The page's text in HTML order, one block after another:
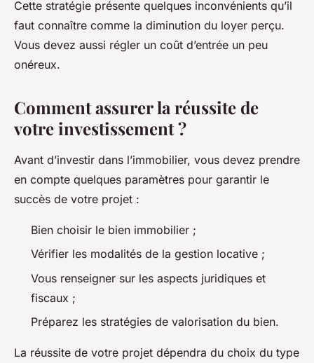
Cette stratégie présente quelques inconvénients qu’il
faut connaître comme la diminution du loyer perçu.
Vous devez aussi régler un coût d’entrée un peu
onéreux.
Comment assurer la réussite de
votre investissement ?
Avant d’investir dans l’immobilier, vous devez prendre
en compte quelques paramètres pour garantir le
succès de votre projet :
Bien choisir le bien immobilier ;
Vérifier les modalités de la gestion locative ;
Vous renseigner sur les aspects juridiques et
fiscaux ;
Préparez les stratégies de valorisation du bien.
La réussite de votre projet dépendra du choix du type